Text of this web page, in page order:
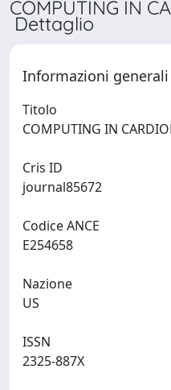
COMPUTING IN
Dettaglio
Informazioni generali
Titolo
Cris ID
Codice ANCE
Nazione
ISSN